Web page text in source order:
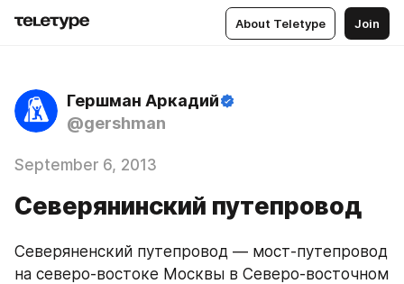
About Teletype Join
Гершман Аркадий
@gershman
September 6, 2013
Северянинский путепровод
Северяненский путепровод — мост-путепровод
на северо-востоке Москвы в Северо-восточном